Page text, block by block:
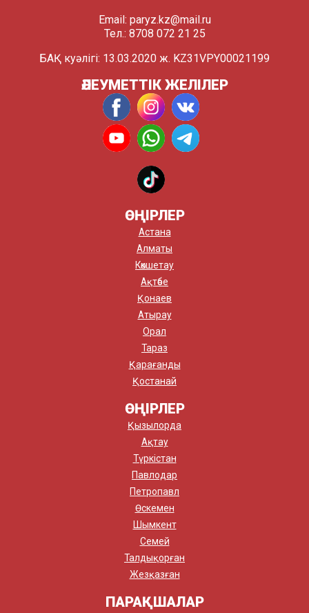
Email: paryz.kz@mail.ru
Тел.: 8708 072 21 25
БАҚ куәлігі: 13.03.2020 ж. KZ31VPY00021199
ӘЛЕУМЕТТІК ЖЕЛІЛЕР
ӨҢІРЛЕР
Астана
Алматы
Көкшетау
Ақтөбе
Қонаев
Атырау
Орал
Тараз
Қарағанды
Қостанай
ӨҢІРЛЕР
Қызылорда
Ақтау
Түркістан
Павлодар
Петропавл
Өскемен
Шымкент
Семей
Талдықорған
Жезқазған
ПАРАҚШАЛАР